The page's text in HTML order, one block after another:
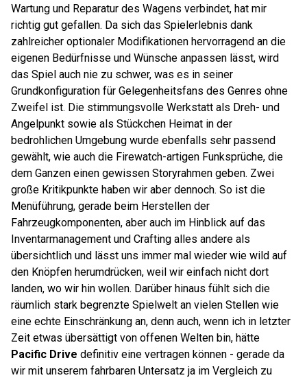
Wartung und Reparatur des Wagens verbindet, hat mir
richtig gut gefallen. Da sich das Spielerlebnis dank
zahlreicher optionaler Modifikationen hervorragend an die
eigenen Bedürfnisse und Wünsche anpassen lässt, wird
das Spiel auch nie zu schwer, was es in seiner
Grundkonfiguration für Gelegenheitsfans des Genres ohne
Zweifel ist. Die stimmungsvolle Werkstatt als Dreh- und
Angelpunkt sowie als Stückchen Heimat in der
bedrohlichen Umgebung wurde ebenfalls sehr passend
gewählt, wie auch die Firewatch-artigen Funksprüche, die
dem Ganzen einen gewissen Storyrahmen geben. Zwei
große Kritikpunkte haben wir aber dennoch. So ist die
Menüführung, gerade beim Herstellen der
Fahrzeugkomponenten, aber auch im Hinblick auf das
Inventarmanagement und Crafting alles andere als
übersichtlich und lässt uns immer mal wieder wie wild auf
den Knöpfen herumdrücken, weil wir einfach nicht dort
landen, wo wir hin wollen. Darüber hinaus fühlt sich die
räumlich stark begrenzte Spielwelt an vielen Stellen wie
eine echte Einschränkung an, denn auch, wenn ich in letzter
Zeit etwas übersättigt von offenen Welten bin, hätte
Pacific Drive definitiv eine vertragen können - gerade da
wir mit unserem fahrbaren Untersatz ja im Vergleich zu